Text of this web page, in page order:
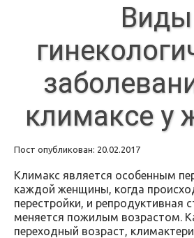
Виды
климаксе у
Пост опубликован: 20.02.2017
Климакс является особенным
каждой женщины, когда
перестройки, и репродуктивная
меняется пожилым возрастом.
переходный возраст,